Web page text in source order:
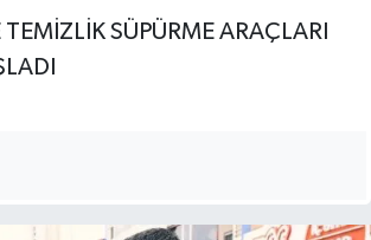
TEMİZLİK SÜPÜRME ARAÇLARI